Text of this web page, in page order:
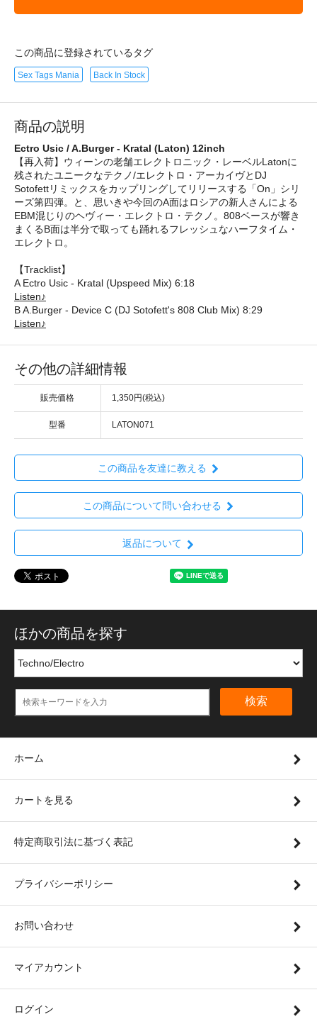
この商品に登録されているタグ
Sex Tags Mania Back In Stock
商品の説明
Ectro Usic / A.Burger - Kratal (Laton) 12inch
【再入荷】ウィーンの老舗エレクトロニック・レーベルLatonに
残されたユニークなテクノ/エレクトロ・アーカイヴとDJ
Sotofettリミックスをカップリングしてリリースする「On」シリ
ーズ第四弾。と、思いきや今回のA面はロシアの新人さんによる
EBM混じりのヘヴィー・エレクトロ・テクノ。808ベースが響き
まくるB面は半分で取っても踊れるフレッシュなハーフタイム・
エレクトロ。
【Tracklist】
A Ectro Usic - Kratal (Upspeed Mix) 6:18
Listen♪
B A.Burger - Device C (DJ Sotofett's 808 Club Mix) 8:29
Listen♪
その他の詳細情報
販売価格 1,350円(税込)
型番 LATON071
この商品を友達に教える
この商品について問い合わせる
返品について
ほかの商品を探す
検索
ホーム
カートを見る
特定商取引法に基づく表記
プライバシーポリシー
お問い合わせ
マイアカウント
ログイン